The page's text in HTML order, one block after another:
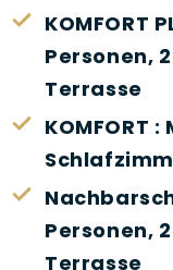
KOMFORT
Personen,
Terrasse
KOMFORT
Personen,
Terrasse